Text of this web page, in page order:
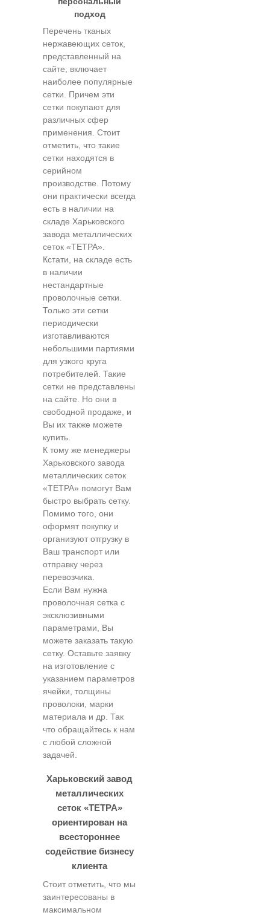
подход
Перечень тканых
нержавеющих сеток,
представленный на
сайте, включает
наиболее популярные
сетки. Причем эти
сетки покупают для
различных сфер
применения. Стоит
отметить, что такие
сетки находятся в
серийном
производстве. Потому
они практически всегда
есть в наличии на
складе Харьковского
завода металлических
сеток «ТЕТРА».
Кстати, на складе есть
в наличии
нестандартные
проволочные сетки.
Только эти сетки
периодически
изготавливаются
небольшими партиями
для узкого круга
потребителей. Такие
сетки не представлены
на сайте. Но они в
свободной продаже, и
Вы их также можете
купить.
К тому же менеджеры
Харьковского завода
металлических сеток
«ТЕТРА» помогут Вам
быстро выбрать сетку.
Помимо того, они
оформят покупку и
организуют отгрузку в
Ваш транспорт или
отправку через
перевозчика.
Если Вам нужна
проволочная сетка с
эксклюзивными
параметрами, Вы
можете заказать такую
сетку. Оставьте заявку
на изготовление с
указанием параметров
ячейки, толщины
проволоки, марки
материала и др. Так
что обращайтесь к нам
с любой сложной
задачей.
Харьковский завод
металлических
сеток «ТЕТРА»
ориентирован на
всестороннее
содействие бизнесу
клиента
Стоит отметить, что мы
заинтересованы в
максимальном